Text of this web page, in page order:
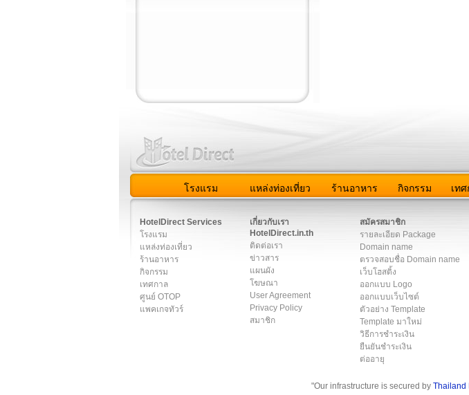
โรงแรม แหล่งท่องเที่ยว ร้านอาหาร กิจกรรม เท
HotelDirect Services
โรงแรม
แหล่งท่องเที่ยว
ร้านอาหาร
กิจกรรม
เทศกาล
ศูนย์ OTOP
แพคเกจทัวร์
เกี่ยวกับเรา
HotelDirect.in.th
ติดต่อเรา
ข่าวสาร
แผนผัง
โฆษณา
User Agreement
Privacy Policy
สมาชิก
สมัครสมาชิก
รายละเอียด Package
Domain name
ตรวจสอบชื่อ Domain name
เว็บโฮสติ้ง
ออกแบบ Logo
ออกแบบเว็บไซต์
ตัวอย่าง Template
Template มาใหม่
วิธีการชำระเงิน
ยืนยันชำระเงิน
ต่ออายุ
"Our infrastructure is secured by Thailand